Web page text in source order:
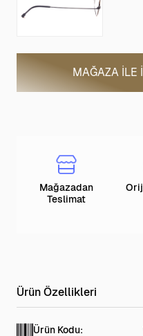
MAĞAZA ILE
Mağazadan
Teslimat
Ürün Kodu: